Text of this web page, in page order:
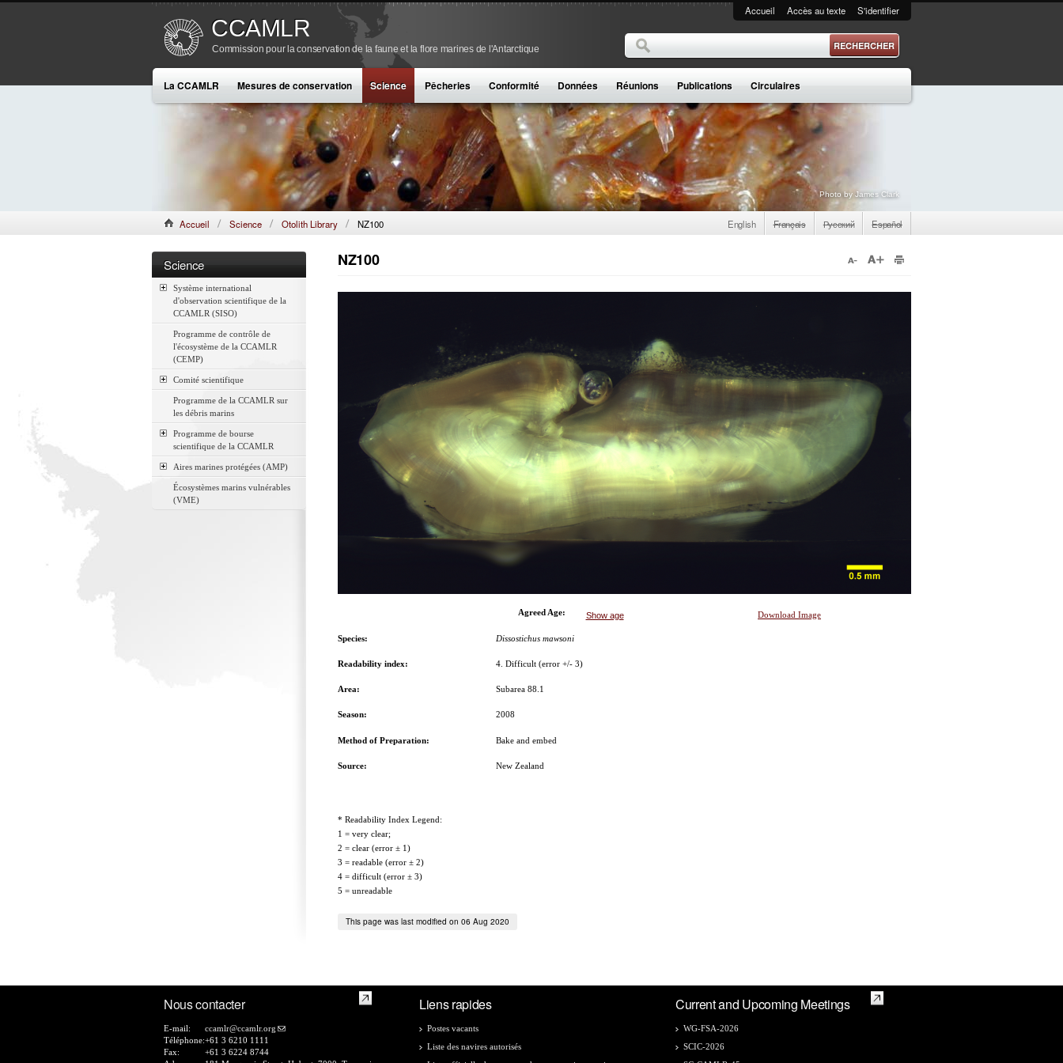
CCAMLR
Commission pour la conservation de la faune et la flore marines de l'Antarctique
Accueil Accès au texte S'identifier
Formulaire de recherche
Rechercher
La CCAMLR Mesures de conservation Science Pêcheries Conformité Données Réunions Publications Circulaires
Photo by James Clark
English Français Русский Español
Accueil Science Otolith Library NZ100
Science
Système international
d'observation scientifique de la
CCAMLR (SISO)
Programme de contrôle de
l'écosystème de la CCAMLR
(CEMP)
Comité scientifique
Programme de la CCAMLR sur
les débris marins
Programme de bourse
scientifique de la CCAMLR
Aires marines protégées (AMP)
Écosystèmes marins vulnérables
(VME)
NZ100
Agreed Age:
Species: Dissostichus mawsoni
Readability index: 4. Difficult (error +/- 3)
Area: Subarea 88.1
Season: 2008
Method of Preparation: Bake and embed
Source: New Zealand
Show age Download Image
* Readability Index Legend:
1 = very clear;
2 = clear (error ± 1)
3 = readable (error ± 2)
4 = difficult (error ± 3)
5 = unreadable
This page was last modified on 06 Aug 2020
Nous contacter
E-mail:
ccamlr@ccamlr.org
Téléphone:+61 3 6210 1111
Fax:
+61 3 6224 8744
Liens rapides
Postes vacants
Liste des navires autorisés
Current and Upcoming Meetings
WG-FSA-2026
SCIC-2026